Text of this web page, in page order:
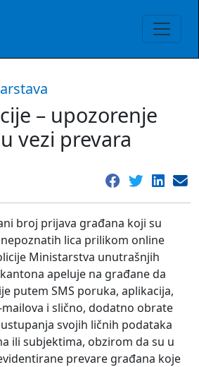
– upozorenje
vezi prevara
broj prijava građana koji su
lica prilikom online
Ministarstva unutrašnjih
apeluje na građane da
putem SMS poruka, aplikacija,
i slično, dodatno obrate
svojih ličnih podataka
ili subjektima, obzirom da su u
prevare građana koje